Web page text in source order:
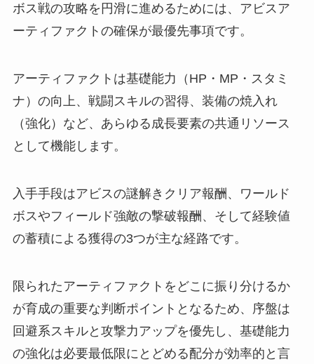
ボス戦の攻略を円滑に進めるためには、アビスア
ーティファクトの確保が最優先事項です。
アーティファクトは基礎能力（HP・MP・スタミ
ナ）の向上、戦闘スキルの習得、装備の焼入れ
（強化）など、あらゆる成長要素の共通リソース
として機能します。
入手手段はアビスの謎解きクリア報酬、ワールド
ボスやフィールド強敵の撃破報酬、そして経験値
の蓄積による獲得の3つが主な経路です。
限られたアーティファクトをどこに振り分けるか
が育成の重要な判断ポイントとなるため、序盤は
回避系スキルと攻撃力アップを優先し、基礎能力
の強化は必要最低限にとどめる配分が効率的と言